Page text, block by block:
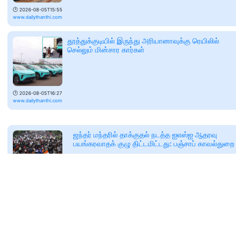
🕑 2026-08-05T15:55
www.dailythanthi.com
🕑 2026-08-05T16:27
www.dailythanthi.com
தூத்துக்குடியில் இருந்து அரியானாவுக்கு ரெயிலில்
செல்லும் மின்சார கார்கள்
ஜந்தர் மந்தரில் தாக்குதல் நடத்த ஐஎஸ்ஐ ஆதரவு
பயங்கரவாதக் குழு திட்டமிட்டது: பஞ்சாப் காவல்துறை